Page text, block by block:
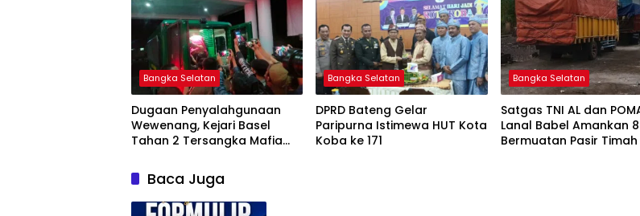
Bangka Selatan
Dugaan Penyalahgunaan
Wewenang, Kejari Basel
Tahan 2 Tersangka Mafia
Bangka Selatan
DPRD Bateng Gelar
Paripurna Istimewa HUT Kota
Koba ke 171
Bangka Selatan
Satgas TNI AL dan
Lanal Babel Amankan
Bermuatan Pasir Timah
Baca Juga